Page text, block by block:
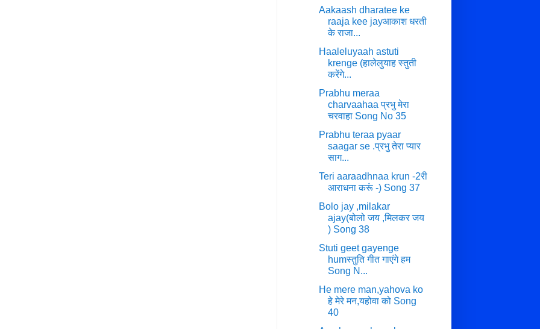
Aakaash dharatee ke
raaja kee jayआकाश धरती
के राजा...
Haaleluyaah astuti
krenge (हालेलुयाह स्तुती
करेंगे...
Prabhu meraa
charvaahaa प्रभु मेरा
चरवाहा Song No 35
Prabhu teraa pyaar
saagar se .प्रभु तेरा प्यार
साग...
Teri aaraadhnaa krun -2री
आराधना करूं -) Song 37
Bolo jay ,milakar
ajay(बोलो जय ,मिलकर जय
) Song 38
Stuti geet gayenge
humस्तुति गीत गाएंगे हम
Song N...
He mere man,yahova ko
हे मेरे मन,यहोवा को Song
40